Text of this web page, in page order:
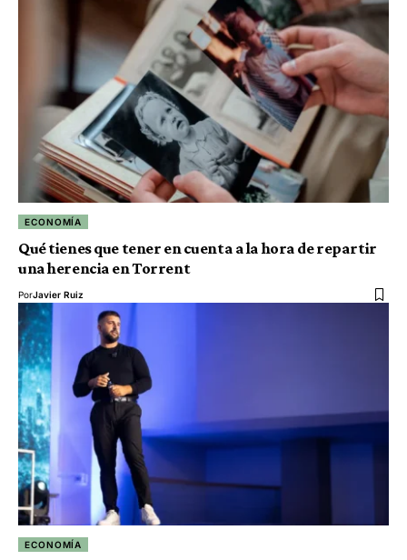
ECONOMÍA
Qué tienes que tener en cuenta a la hora de repartir
una herencia en Torrent
PorJavier Ruiz
ECONOMÍA